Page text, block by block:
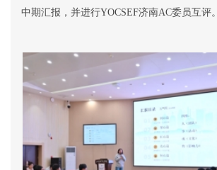
中期汇报，并进行YOCSEF济南AC委员互评。